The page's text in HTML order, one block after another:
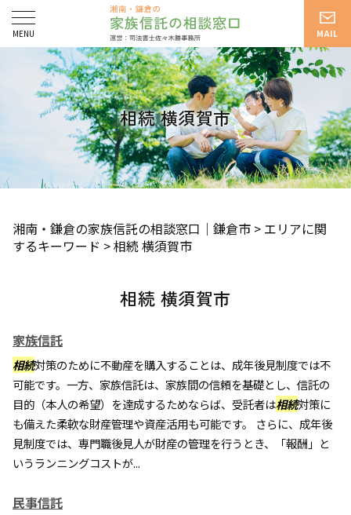
相続 横須賀市
湘南・鎌倉の家族信託の相談窓口｜鎌倉市 > エリアに関
するキーワード >相続 横須賀市
相続 横須賀市
家族信託
相続対策のために不動産を購入することは、成年後見制度では不
可能です。一方、家族信託は、家族間の信頼を基礎とし、信託の
目的（本人の希望）を達成するためならば、受託者は相続対策に
も備えた柔軟な財産管理や資産活用も可能です。 さらに、成年後
見制度では、専門職後見人が財産の管理を行うとき、「報酬」と
いうランニングコストが...
民事信託